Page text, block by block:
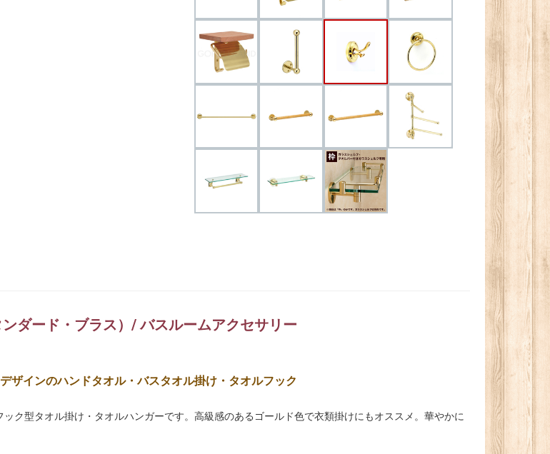
ダード・ブラス）/ バスルームアクセサリー
ザインのハンドタオル・バスタオル掛け・タオルフック
ク型タオル掛け・タオルハンガーです。高級感のあるゴールド色で衣類掛けにもオススメ。華やかに